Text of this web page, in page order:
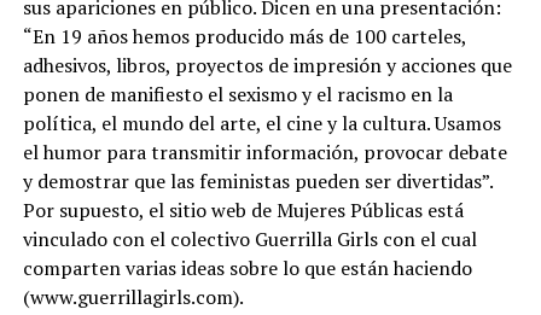
sus apariciones en público. Dicen en una presentación:
“En 19 años hemos producido más de 100 carteles,
adhesivos, libros, proyectos de impresión y acciones que
ponen de manifiesto el sexismo y el racismo en la
política, el mundo del arte, el cine y la cultura. Usamos
el humor para transmitir información, provocar debate
y demostrar que las feministas pueden ser divertidas”.
Por supuesto, el sitio web de Mujeres Públicas está
vinculado con el colectivo Guerrilla Girls con el cual
comparten varias ideas sobre lo que están haciendo
(www.guerrillagirls.com).